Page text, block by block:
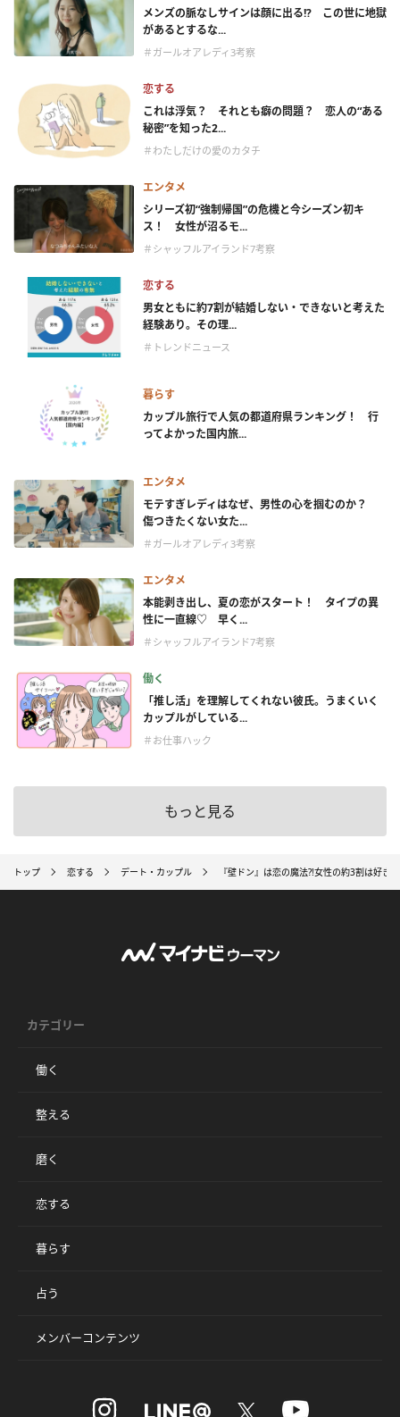
メンズの脈なしサインは顔に出る!? この世に地獄
があるとするな...
＃ガールオアレディ3考察
恋する
これは浮気？ それとも癖の問題？ 恋人の“ある
秘密”を知った2...
＃わたしだけの愛のカタチ
エンタメ
シリーズ初“強制帰国”の危機と今シーズン初キ
ス！ 女性が沼るモ...
＃シャッフルアイランド7考察
恋する
男女ともに約7割が結婚しない・できないと考えた
経験あり。その理...
＃トレンドニュース
暮らす
カップル旅行で人気の都道府県ランキング！ 行
ってよかった国内旅...
エンタメ
モテすぎレディはなぜ、男性の心を掴むのか？
傷つきたくない女た...
＃ガールオアレディ3考察
エンタメ
本能剥き出し、夏の恋がスタート！ タイプの異
性に一直線♡ 早く...
＃シャッフルアイランド7考察
働く
「推し活」を理解してくれない彼氏。うまくいく
カップルがしている...
＃お仕事ハック
もっと見る
トップ 恋する デート・カップル 『壁ドン』は恋の魔法?!女性の約3割は好き
カテゴリー
働く
整える
磨く
恋する
暮らす
占う
メンバーコンテンツ